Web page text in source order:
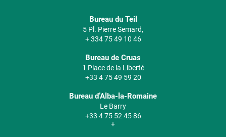
Bureau du Teil
5 Pl. Pierre Semard,
+ 334 75 49 10 46
Bureau de Cruas
1 Place de la Liberté
+33 4 75 49 59 20
Bureau d’Alba-la-Romaine
Le Barry
+33 4 75 52 45 86
+